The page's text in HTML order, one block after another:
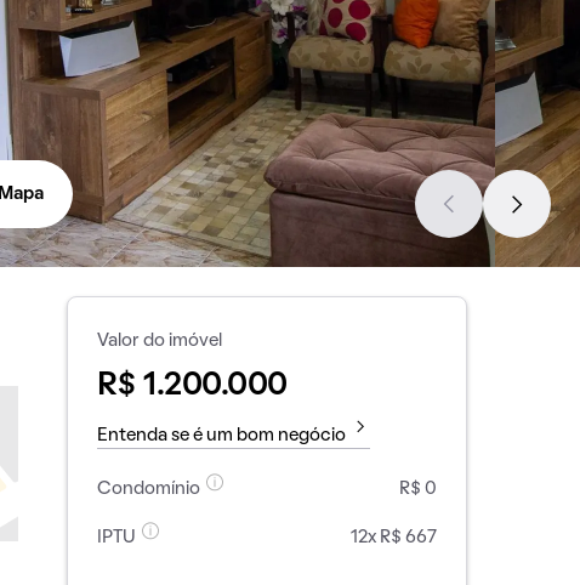
Mapa
Valor do imóvel
R$ 1.200.000
Entenda se é um bom negócio
Condomínio R$ 0
IPTU 12x R$ 667